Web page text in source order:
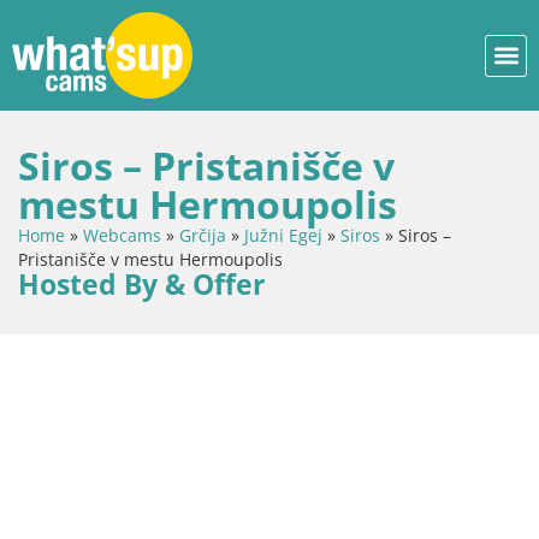
Siros – Pristanišče v
mestu Hermoupolis
Home » Webcams » Grčija » Južni Egej » Siros » Siros –
Pristanišče v mestu Hermoupolis
Hosted By & Offer